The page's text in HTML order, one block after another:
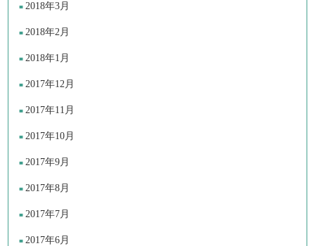
2018年3月
2018年2月
2018年1月
2017年12月
2017年11月
2017年10月
2017年9月
2017年8月
2017年7月
2017年6月